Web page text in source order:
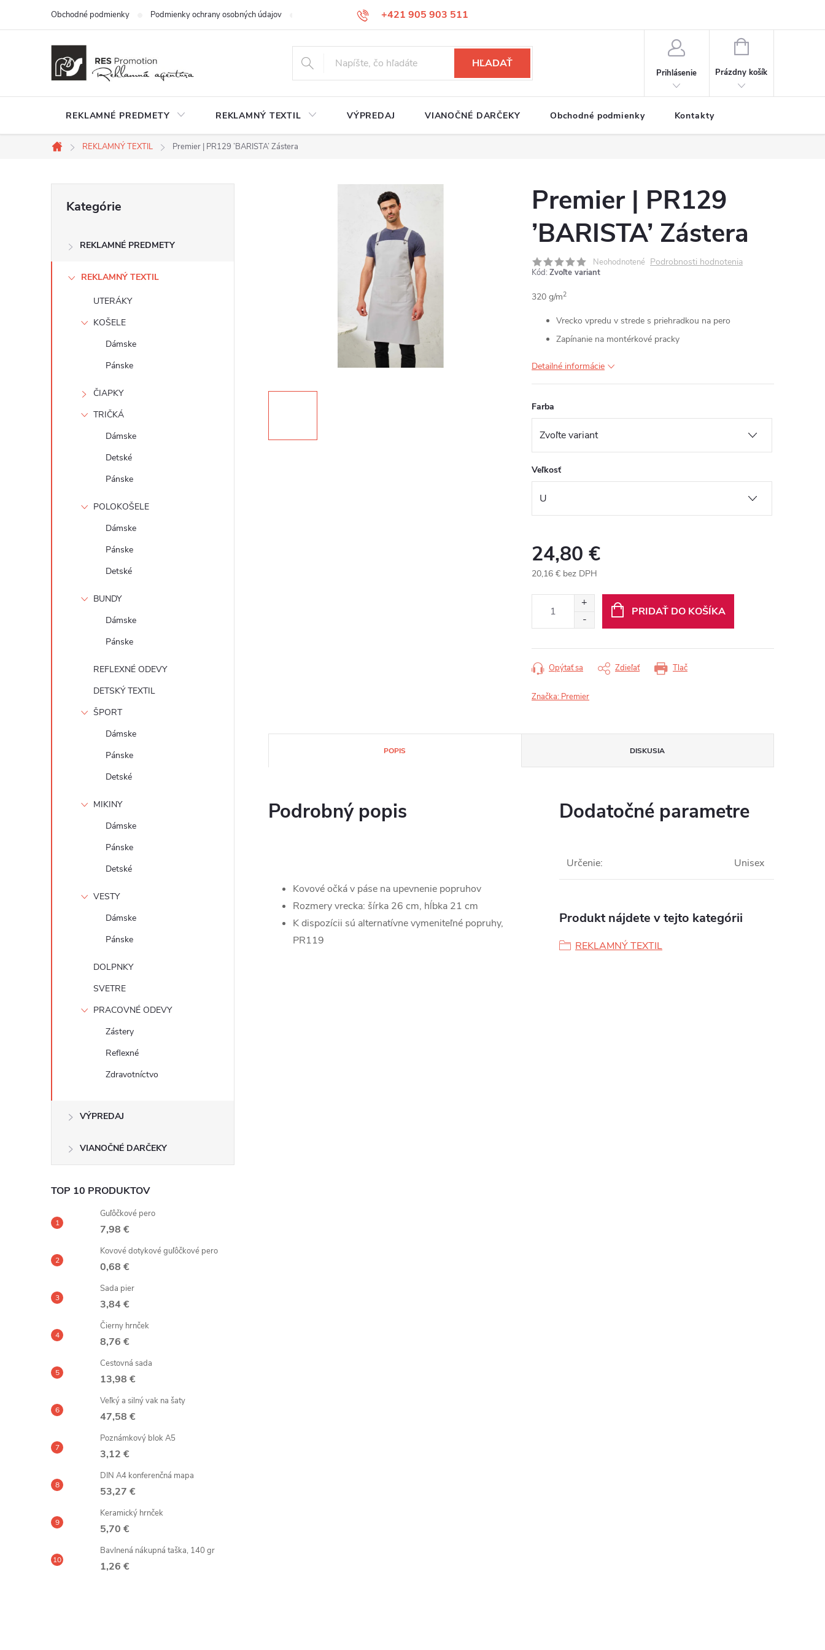
+421 905 903 511
Obchodné podmienky Podmienky ochrany osobných údajov Reklamačný poriadok Služby Kontakty
HĽADAŤ
Prihlásenie
NÁKUPNÝ
Prázdny košík
REKLAMNÉ PREDMETY REKLAMNÝ TEXTIL VÝPREDAJ VIANOČNÉ DARČEKY Obchodné podmienky Kontakty
Domov
REKLAMNÝ TEXTIL Premier | PR129 ’BARISTA’ Zástera
č
kategórie
Kategórie
REKLAMNÉ PREDMETY
REKLAMNÝ TEXTIL
UTERÁKY
KOŠELE
Dámske
Pánske
ČIAPKY
TRIČKÁ
Dámske
Detské
Pánske
POLOKOŠELE
Dámske
Pánske
Detské
BUNDY
Dámske
Pánske
REFLEXNÉ ODEVY
DETSKÝ TEXTIL
ŠPORT
Dámske
Pánske
Detské
MIKINY
Dámske
Pánske
Detské
VESTY
Dámske
Pánske
DOLPNKY
SVETRE
PRACOVNÉ ODEVY
Zástery
Reflexné
Zdravotníctvo
VÝPREDAJ
VIANOČNÉ DARČEKY
TOP 10 PRODUKTOV
Guľôčkové pero
7,98 €
Kovové dotykové guľôčkové pero
0,68 €
Sada pier
3,84 €
Čierny hrnček
8,76 €
Cestovná sada
13,98 €
Veľký a silný vak na šaty
47,58 €
Poznámkový blok A5
3,12 €
DIN A4 konferenčná mapa
53,27 €
Keramický hrnček
5,70 €
Bavlnená nákupná taška, 140 gr
1,26 €
Premier | PR129
’BARISTA’ Zástera
Neohodnotené Podrobnosti hodnotenia
Kód: Zvoľte variant
320 g/m2
Vrecko vpredu v strede s priehradkou na pero
Zapínanie na montérkové pracky
Detailné informácie
Farba
Veľkosť
24,80 €
20,16 € bez DPH
PRIDAŤ DO KOŠÍKA
Tlač
Opýtať sa Zdieľať
Značka: Premier
POPIS DISKUSIA
Podrobný popis
Kovové očká v páse na upevnenie popruhov
Rozmery vrecka: šírka 26 cm, hĺbka 21 cm
K dispozícii sú alternatívne vymeniteľné popruhy,
PR119
Dodatočné parametre
Určenie: Unisex
Produkt nájdete v tejto kategórii
REKLAMNÝ TEXTIL